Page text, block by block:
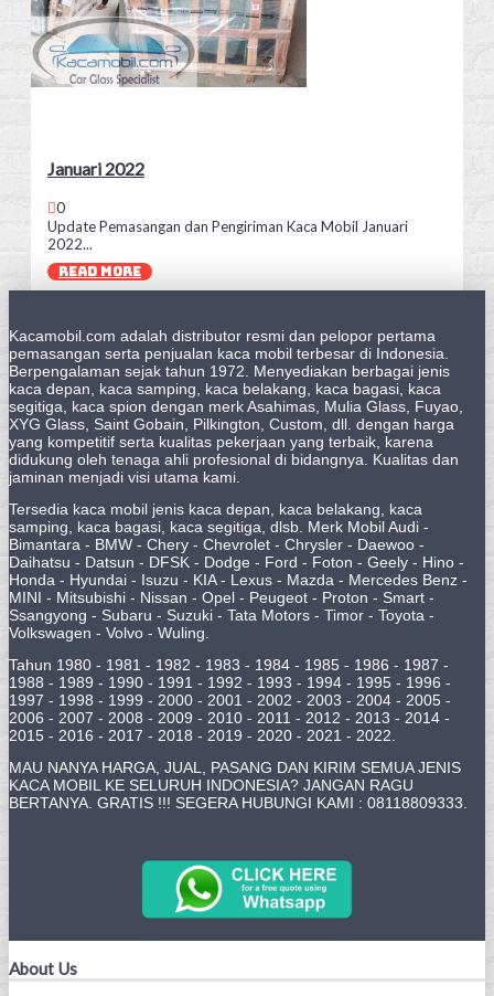
Januari 2022
0
Update Pemasangan dan Pengiriman Kaca Mobil Januari
2022...
READ MORE
Kacamobil.com adalah distributor resmi dan pelopor pertama
pemasangan serta penjualan kaca mobil terbesar di Indonesia.
Berpengalaman sejak tahun 1972. Menyediakan berbagai jenis
kaca depan, kaca samping, kaca belakang, kaca bagasi, kaca
segitiga, kaca spion dengan merk Asahimas, Mulia Glass, Fuyao,
XYG Glass, Saint Gobain, Pilkington, Custom, dll. dengan harga
yang kompetitif serta kualitas pekerjaan yang terbaik, karena
didukung oleh tenaga ahli profesional di bidangnya. Kualitas dan
jaminan menjadi visi utama kami.
Tersedia kaca mobil jenis kaca depan, kaca belakang, kaca
samping, kaca bagasi, kaca segitiga, dlsb. Merk Mobil Audi -
Bimantara - BMW - Chery - Chevrolet - Chrysler - Daewoo -
Daihatsu - Datsun - DFSK - Dodge - Ford - Foton - Geely - Hino -
Honda - Hyundai - Isuzu - KIA - Lexus - Mazda - Mercedes Benz -
MINI - Mitsubishi - Nissan - Opel - Peugeot - Proton - Smart -
Ssangyong - Subaru - Suzuki - Tata Motors - Timor - Toyota -
Volkswagen - Volvo - Wuling.
Tahun 1980 - 1981 - 1982 - 1983 - 1984 - 1985 - 1986 - 1987 -
1988 - 1989 - 1990 - 1991 - 1992 - 1993 - 1994 - 1995 - 1996 -
1997 - 1998 - 1999 - 2000 - 2001 - 2002 - 2003 - 2004 - 2005 -
2006 - 2007 - 2008 - 2009 - 2010 - 2011 - 2012 - 2013 - 2014 -
2015 - 2016 - 2017 - 2018 - 2019 - 2020 - 2021 - 2022.
MAU NANYA HARGA, JUAL, PASANG DAN KIRIM SEMUA JENIS
KACA MOBIL KE SELURUH INDONESIA? JANGAN RAGU
BERTANYA. GRATIS !!! SEGERA HUBUNGI KAMI : 08118809333.
About Us